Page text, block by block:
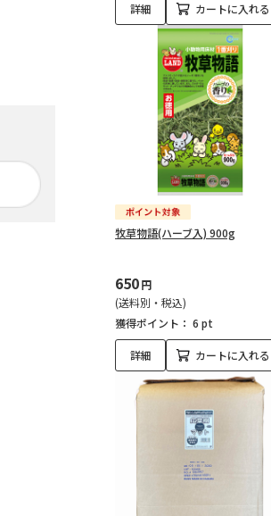
詳細 カートに入れる
牧草物語(ハーブ入) 900g
650円
(送料別・税込)
獲得ポイント： 6 pt
詳細 カートに入れる